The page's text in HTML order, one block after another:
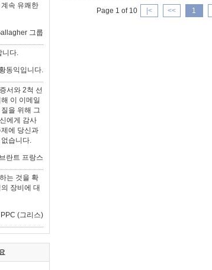
속 유쾌한
그룹
니다.
동익입니다.
서와 2척 선
이 이메일
을 위해 그
에게 감사
에 당신과
습니다.
트 프랑스
는 것을 확
장비에 대
(그리스)
Page 1 of 10 |< << 1